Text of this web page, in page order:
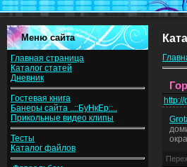
Меню сайта
Главная страница
Каталог статей
Дневник
Гостевая книга
Банеры сайта ..::БуНкЕр::..
Прикольные видео клипы
Тесты
Каталог файлов
http://